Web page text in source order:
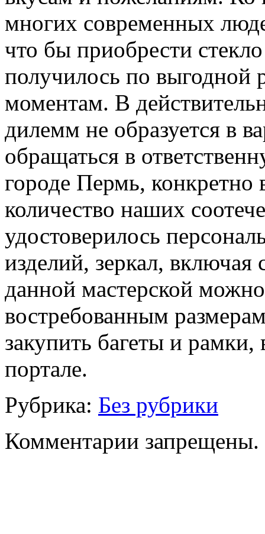
многих современных
что бы приобрести
получилось по
моментам. В
дилемм не образуется в
обращаться в
городе Пермь, конкретно
количество наших
удостоверилось
изделий, зеркал, включая
данной мастерской можно
востребованным
закупить багеты и
портале.
Рубрика: Без рубрики
Комментарии запрещены.